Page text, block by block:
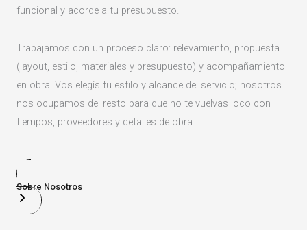
funcional y acorde a tu presupuesto.
Trabajamos con un proceso claro: relevamiento, propuesta
(layout, estilo, materiales y presupuesto) y acompañamiento
en obra. Vos elegís tu estilo y alcance del servicio; nosotros
nos ocupamos del resto para que no te vuelvas loco con
tiempos, proveedores y detalles de obra.
Sobre Nosotros